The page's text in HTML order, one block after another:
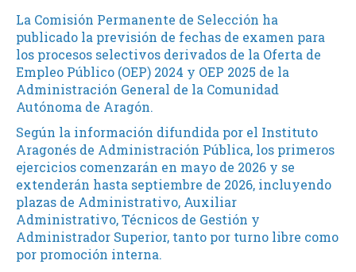
La Comisión Permanente de Selección ha
publicado la previsión de fechas de examen para
los procesos selectivos derivados de la Oferta de
Empleo Público (OEP) 2024 y OEP 2025 de la
Administración General de la Comunidad
Autónoma de Aragón.
Según la información difundida por el Instituto
Aragonés de Administración Pública, los primeros
ejercicios comenzarán en mayo de 2026 y se
extenderán hasta septiembre de 2026, incluyendo
plazas de Administrativo, Auxiliar
Administrativo, Técnicos de Gestión y
Administrador Superior, tanto por turno libre como
por promoción interna.